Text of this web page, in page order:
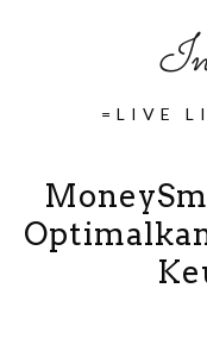
=LIVE